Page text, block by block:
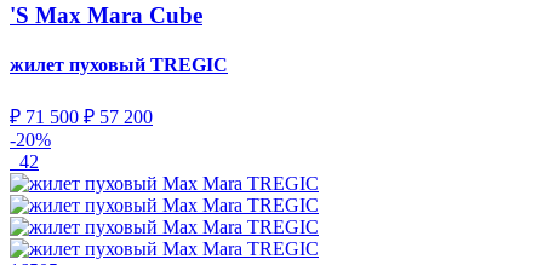
'S Max Mara Cube
жилет пуховый TREGIC
₽ 71 500 ₽ 57 200
-20%
42